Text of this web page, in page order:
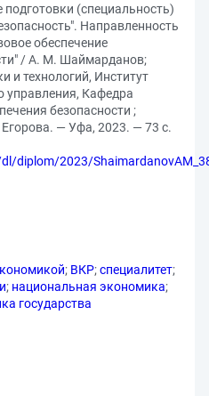
(специальность)
Направленность
обеспечение
/ А. М. Шаймарданов;
и технологий, Институт
управления, Кафедра
безопасности ;
— Уфа, 2023. — 73 с.
diplom/2023/
; ВКР;специалитет;
; национальная экономика;
государства